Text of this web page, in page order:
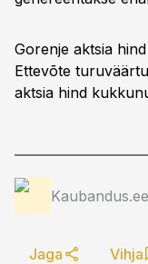
Gorenje aktsia
Ettevõte
aktsia hind
Kaubandus.ee
Jaga Vihja